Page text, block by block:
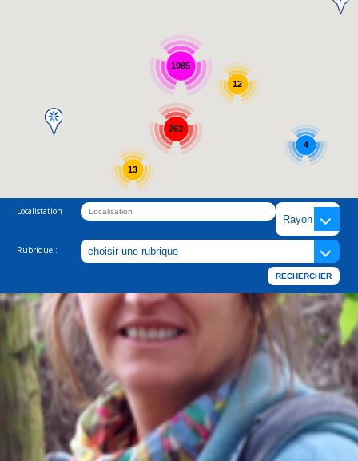
1085
13
263
4
12
Localistation :
Rubrique :